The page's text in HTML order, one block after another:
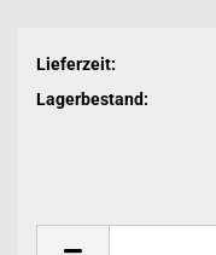
Lieferzeit:
Lagerbestand: